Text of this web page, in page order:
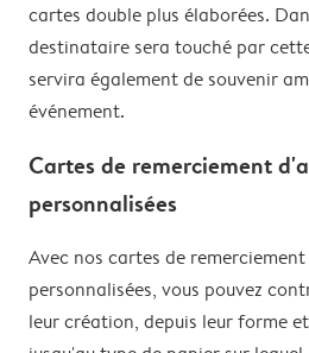
cartes double plus élaborées.
destinataire sera touché par
servira également de souvenir
événement.
Cartes de remerciement
personnalisées
Avec nos cartes de
personnalisées, vous pouvez
leur création, depuis leur forme